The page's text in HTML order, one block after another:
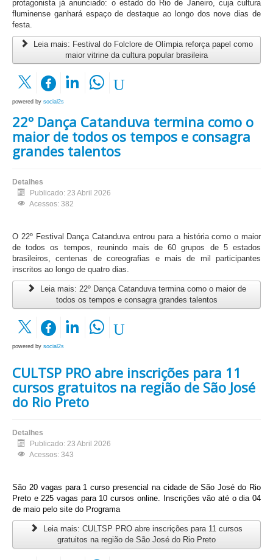
protagonista já anunciado: o estado do Rio de Janeiro, cuja cultura
fluminense ganhará espaço de destaque ao longo dos nove dias de
festa.
Leia mais: Festival do Folclore de Olímpia reforça papel como
maior vitrine da cultura popular brasileira
powered by social2s
22º Dança Catanduva termina como o
maior de todos os tempos e consagra
grandes talentos
Detalhes
Publicado: 23 Abril 2026
Acessos: 382
O 22º Festival Dança Catanduva entrou para a história como o maior
de todos os tempos, reunindo mais de 60 grupos de 5 estados
brasileiros, centenas de coreografias e mais de mil participantes
inscritos ao longo de quatro dias.
Leia mais: 22º Dança Catanduva termina como o maior de
todos os tempos e consagra grandes talentos
powered by social2s
CULTSP PRO abre inscrições para 11
cursos gratuitos na região de São José
do Rio Preto
Detalhes
Publicado: 23 Abril 2026
Acessos: 343
São 20 vagas para 1 curso presencial na cidade de São José do Rio
Preto e 225 vagas para 10 cursos online. Inscrições vão até o dia 04
de maio pelo site do Programa
Leia mais: CULTSP PRO abre inscrições para 11 cursos
gratuitos na região de São José do Rio Preto